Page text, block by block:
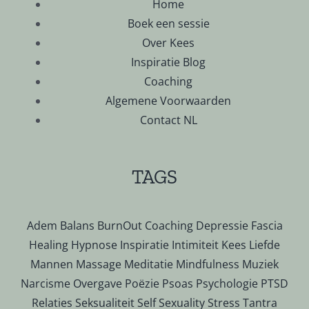
Home
Boek een sessie
Over Kees
Inspiratie Blog
Coaching
Algemene Voorwaarden
Contact NL
TAGS
Adem Balans BurnOut Coaching Depressie Fascia
Healing Hypnose Inspiratie Intimiteit Kees Liefde
Mannen Massage Meditatie Mindfulness Muziek
Narcisme Overgave Poëzie Psoas Psychologie PTSD
Relaties Seksualiteit Self Sexuality Stress Tantra